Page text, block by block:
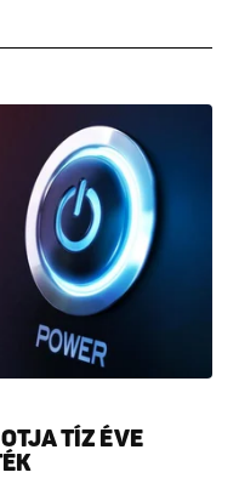
TÍZ ÉVE